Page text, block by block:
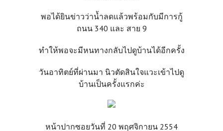
พอได้ยินข่าวว่าน้ำลดแล้วพร้อมกับมีการกู้
ถนน 340 และ สาย 9
ทำให้พอจะมีหนทางกลับไปดูบ้านได้อีกครั้ง
วันอาทิตย์ที่ผ่านมา นิวตัดสินใจแวะเข้าไปดู
บ้านเป็นครั้งแรกค่ะ
หน้าปากซอยวันที่ 20 พฤศจิกายน 2554